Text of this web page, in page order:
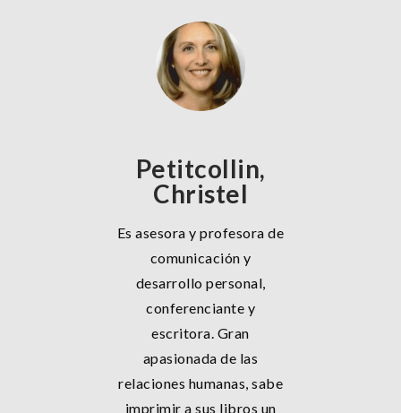
Petitcollin,
Christel
Es asesora y profesora de
comunicación y
desarrollo personal,
conferenciante y
escritora. Gran
apasionada de las
relaciones humanas, sabe
imprimir a sus libros un